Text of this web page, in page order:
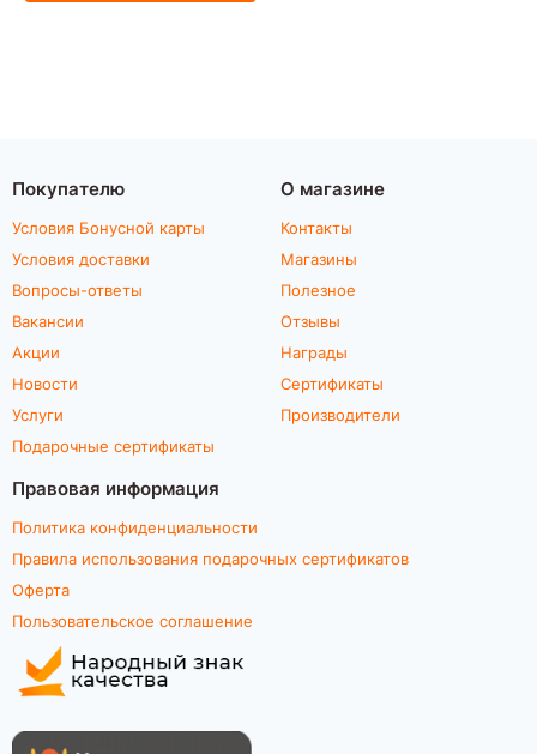
Покупателю
Условия Бонусной карты
Условия доставки
Вопросы-ответы
Вакансии
Акции
Новости
Услуги
Подарочные сертификаты
О магазине
Контакты
Магазины
Полезное
Отзывы
Награды
Сертификаты
Производители
Правовая информация
Политика конфиденциальности
Правила использования подарочных сертификатов
Оферта
Пользовательское соглашение